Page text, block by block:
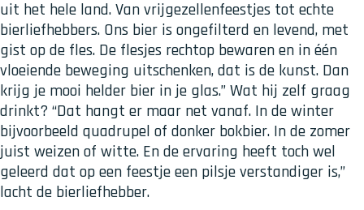
uit het hele land. Van vrijgezellenfeestjes tot echte
bierliefhebbers. Ons bier is ongefilterd en levend, met
gist op de fles. De flesjes rechtop bewaren en in één
vloeiende beweging uitschenken, dat is de kunst. Dan
krijg je mooi helder bier in je glas.” Wat hij zelf graag
drinkt? “Dat hangt er maar net vanaf. In de winter
bijvoorbeeld quadrupel of donker bokbier. In de zomer
juist weizen of witte. En de ervaring heeft toch wel
geleerd dat op een feestje een pilsje verstandiger is,”
lacht de bierliefhebber.